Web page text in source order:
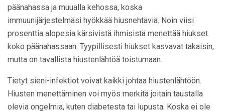
päänahassa ja muualla kehossa, koska
immuunijärjestelmäsi hyökkää hiusnehtäviä. Noin viisi
prosenttia alopesia kärsivistä ihmisistä menettää hiukset
koko päänahassaan. Tyypillisesti hiukset kasvavat takaisin,
mutta on tavallista hiustenlähtöä toistumaan.
Tietyt sieni-infektiot voivat kaikki johtaa hiustenlähtöön.
Hiusten menettäminen voi myös merkitä joitain taustalla
olevia ongelmia, kuten diabetesta tai lupusta. Koska ei ole